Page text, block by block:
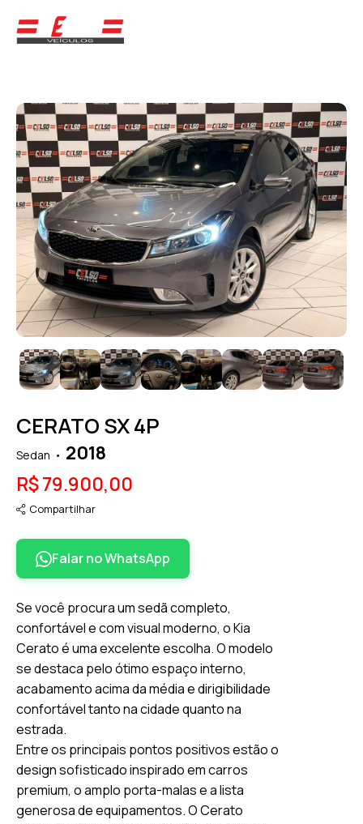
CERATO SX 4P
Sedan 2018
R$ 79.900,00
Compartilhar
Falar no WhatsApp
Se você procura um sedã completo,
confortável e com visual moderno, o Kia
Cerato é uma excelente escolha. O modelo
se destaca pelo ótimo espaço interno,
acabamento acima da média e dirigibilidade
confortável tanto na cidade quanto na
estrada.
Entre os principais pontos positivos estão o
design sofisticado inspirado em carros
premium, o amplo porta-malas e a lista
generosa de equipamentos. O Cerato